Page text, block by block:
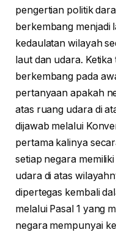
pengertian politik
berkembang menjadi
kedaulatan wilayah
laut dan udara.
berkembang pada
pertanyaan apakah
atas ruang udara di
dijawab melalui
pertama kalinya
setiap negara
udara di atas
dipertegas kembali
melalui Pasal 1 yang
negara mempunyai